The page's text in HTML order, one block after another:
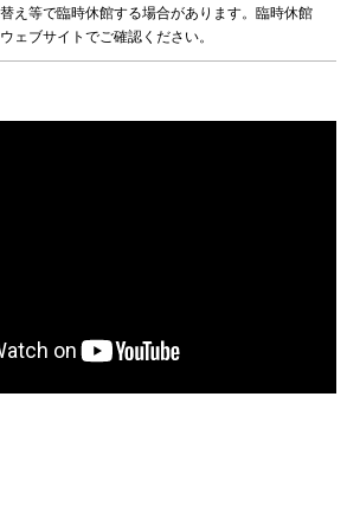
え等で臨時休館する場合があります。臨時休館
ェブサイトでご確認ください。